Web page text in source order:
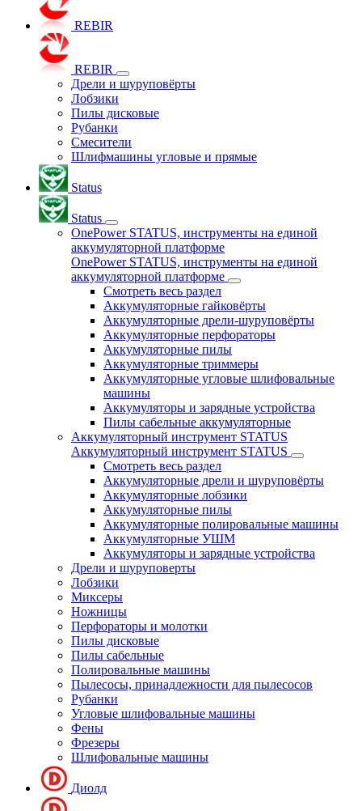
REBIR
REBIR
Дрели и шуруповёрты
Лобзики
Пилы дисковые
Рубанки
Смесители
Шлифмашины угловые и прямые
Status
Status
OnePower STATUS, инструменты на единой
аккумуляторной платформе
OnePower STATUS, инструменты на единой
аккумуляторной платформе
Смотреть весь раздел
Аккумуляторные гайковёрты
Аккумуляторные дрели-шуруповёрты
Аккумуляторные перфораторы
Аккумуляторные пилы
Аккумуляторные триммеры
Аккумуляторные угловые шлифовальные
машины
Аккумуляторы и зарядные устройства
Пилы сабельные аккумуляторные
Аккумуляторный инструмент STATUS
Аккумуляторный инструмент STATUS
Смотреть весь раздел
Аккумуляторные дрели и шуруповёрты
Аккумуляторные лобзики
Аккумуляторные пилы
Аккумуляторные полировальные машины
Аккумуляторные УШМ
Аккумуляторы и зарядные устройства
Дрели и шуруповерты
Лобзики
Миксеры
Ножницы
Перфораторы и молотки
Пилы дисковые
Пилы сабельные
Полировальные машины
Пылесосы, принадлежности для пылесосов
Рубанки
Угловые шлифовальные машины
Фены
Фрезеры
Шлифовальные машины
Диолд